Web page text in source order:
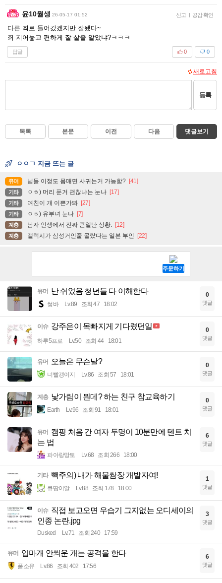
윤10월생 26-05-17 01:52 신고 | 공감 확인
다른 죄로 들어갔겠지만 잘됐다~
죄 지어놓고 편하게 잘 살줄 알았냐?ㅋㅋㅋ
답글 0
0
새로고침
등록
목록 본문 이전 다음 댓글보기
ㅇㅇㄱ 지금 뜨는 글
유머 님들 이정도 몸매면 사귀는거 가능함? [41]
기타 ㅇㅎ) 머리 푼거 괜찮냐는 눈나 [17]
기타 여친이 개 이쁜가봐 [27]
기타 ㅇㅎ) 유부녀 눈나 [7]
계층 남자 인생에서 진짜 큰일난 상황. [12]
계층 갤럭시가 삼성거인줄 몰랐다는 일본 부인 [22]
유머 난 쉬었음 청년들 다 이해한다
썽바 Lv.89 조회 47 18:02
0
댓글
이슈 강주은이 목빠지게 기다렸던일
하루5프로 Lv.50 조회 44 18:01
0
댓글
유머 오늘은 무슨날?
너빨갱이지 Lv.86 조회 57 18:01
0
댓글
계층 낯가림이 뭔데? 하는 친구 참교육하기
Earth Lv.96 조회 91 18:01
0
댓글
유머 캠핑 처음 간 여자 두명이 10분만에 텐트 치
는 법
파아랑망토 Lv.68 조회 266 18:00
6
댓글
기타 빽주의) 내가 해물쌈장 개발자여!
큐땁이알 Lv.88 조회 178 18:00
1
댓글
이슈 직접 보고오면 우습기 그지없는 오디세이의
인종 논란.jpg
Dusked Lv.71 조회 240 17:59
3
댓글
유머 입마개 안씌운 개는 공격을 한다
풀소유 Lv.86 조회 402 17:56
6
댓글